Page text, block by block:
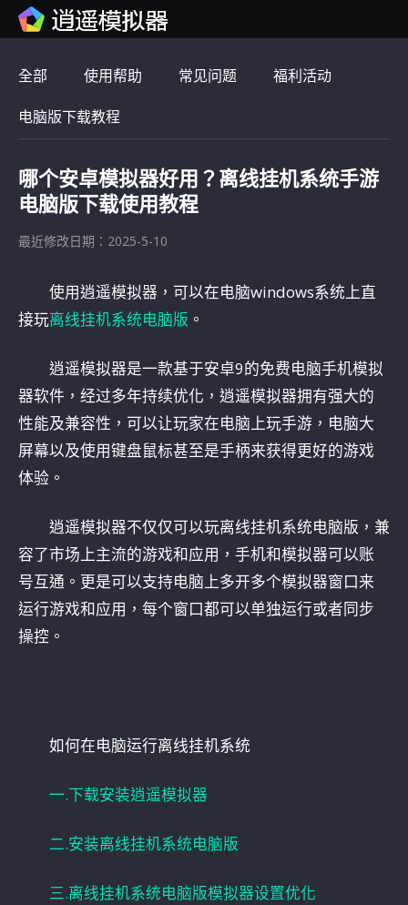
全部 使用帮助 常见问题 福利活动
电脑版下载教程
哪个安卓模拟器好用？离线挂机系统手游
电脑版下载使用教程
最近修改日期：2025-5-10
使用逍遥模拟器，可以在电脑windows系统上直
接玩离线挂机系统电脑版 。
逍遥模拟器是一款基于安卓9的免费电脑手机模拟
器软件，经过多年持续优化，逍遥模拟器拥有强大的
性能及兼容性，可以让玩家在电脑上玩手游，电脑大
屏幕以及使用键盘鼠标甚至是手柄来获得更好的游戏
体验。
逍遥模拟器不仅仅可以玩离线挂机系统电脑版，兼
容了市场上主流的游戏和应用，手机和模拟器可以账
号互通。更是可以支持电脑上多开多个模拟器窗口来
运行游戏和应用，每个窗口都可以单独运行或者同步
操控。
如何在电脑运行离线挂机系统
一.下载安装逍遥模拟器
二.安装离线挂机系统电脑版
三.离线挂机系统电脑版模拟器设置优化